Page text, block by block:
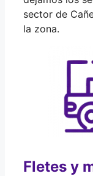
sector de
la zona.
Fletes y